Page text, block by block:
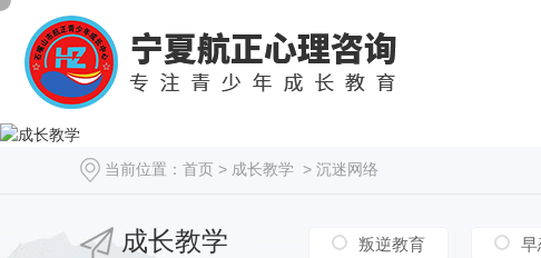
当前位置： 首页 > 成长教学 > 沉迷网络
成长教学 叛逆教育 早